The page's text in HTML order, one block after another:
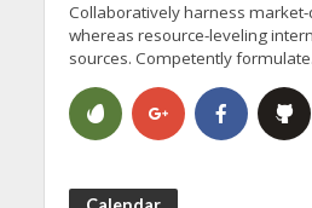
Collaboratively harness
whereas resource-leveling
sources. Competently formulate.